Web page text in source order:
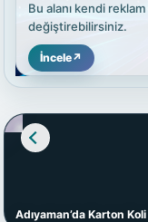
Bu alanı kendi
değiştirebilirsiniz.
İncele↗
Adıyaman’da Karton